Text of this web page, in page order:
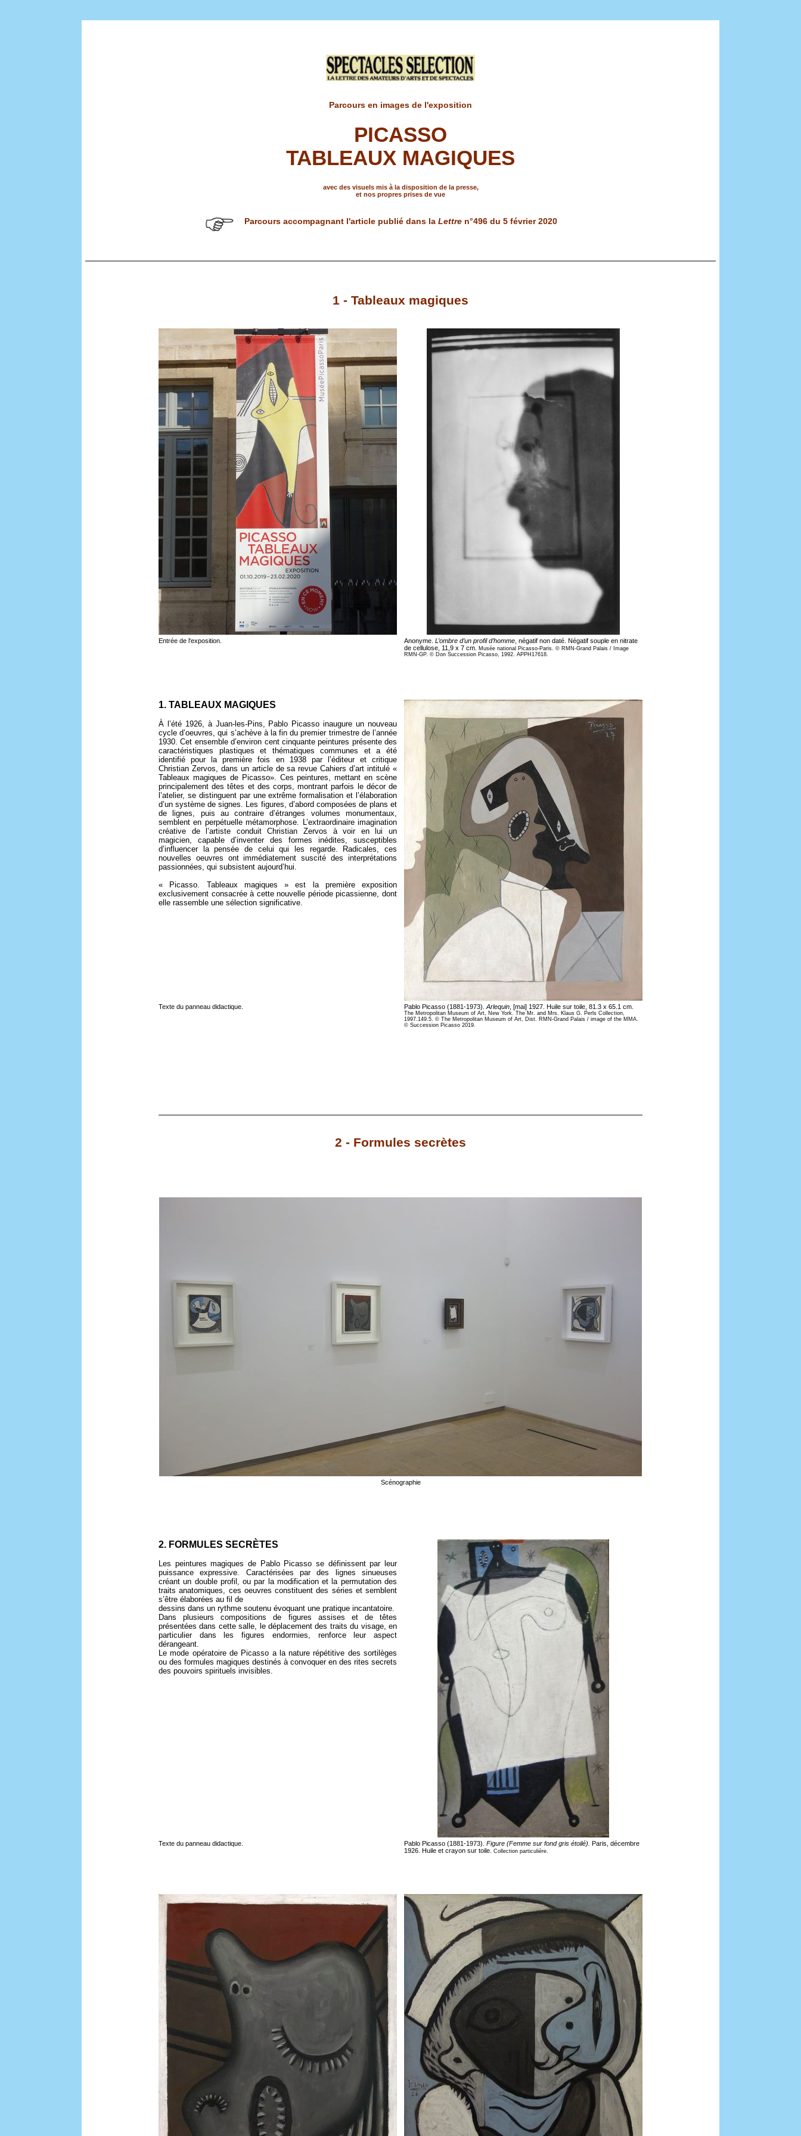
Parcours en images de l'exposition
PICASSO
TABLEAUX MAGIQUES
avec des visuels mis à la disposition de la presse,
et nos propres prises de vue
Parcours accompagnant l'article publié dans la Lettre n°496 du 5 février 2020
1 - Tableaux magiques
Entrée de l'exposition. Anonyme. L’ombre d’un profil d’homme, négatif non daté. Négatif souple en nitrate
de cellulose, 11,9 x 7 cm. Musée national Picasso-Paris. © RMN-Grand Palais / Image
RMN-GP. © Don Succession Picasso, 1992. APPH17618.
1. TABLEAUX MAGIQUES
À l’été 1926, à Juan-les-Pins, Pablo Picasso inaugure un nouveau
cycle d’oeuvres, qui s’achève à la fin du premier trimestre de l’année
1930. Cet ensemble d’environ cent cinquante peintures présente des
caractéristiques plastiques et thématiques communes et a été
identifié pour la première fois en 1938 par l’éditeur et critique
Christian Zervos, dans un article de sa revue Cahiers d’art intitulé «
Tableaux magiques de Picasso». Ces peintures, mettant en scène
principalement des têtes et des corps, montrant parfois le décor de
l’atelier, se distinguent par une extrême formalisation et l’élaboration
d’un système de signes. Les figures, d’abord composées de plans et
de lignes, puis au contraire d’étranges volumes monumentaux,
semblent en perpétuelle métamorphose. L’extraordinaire imagination
créative de l’artiste conduit Christian Zervos à voir en lui un
magicien, capable d’inventer des formes inédites, susceptibles
d’influencer la pensée de celui qui les regarde. Radicales, ces
nouvelles oeuvres ont immédiatement suscité des interprétations
passionnées, qui subsistent aujourd’hui.
« Picasso. Tableaux magiques » est la première exposition
exclusivement consacrée à cette nouvelle période picassienne, dont
elle rassemble une sélection significative.
Texte du panneau didactique. Pablo Picasso (1881-1973).Arlequin, [mai] 1927. Huile sur toile, 81.3 x 65.1 cm.
The Metropolitan Museum of Art, New York. The Mr. and Mrs. Klaus G. Perls Collection,
1997.149.5. © The Metropolitan Museum of Art, Dist. RMN-Grand Palais / image of the MMA.
© Succession Picasso 2019.
2 - Formules secrètes
Scénographie
2. FORMULES SECRÈTES
Les peintures magiques de Pablo Picasso se définissent par leur
puissance expressive. Caractérisées par des lignes sinueuses
créant un double profil, ou par la modification et la permutation des
traits anatomiques, ces oeuvres constituent des séries et semblent
s’être élaborées au fil de
dessins dans un rythme soutenu évoquant une pratique incantatoire.
Dans plusieurs compositions de figures assises et de têtes
présentées dans cette salle, le déplacement des traits du visage, en
particulier dans les figures endormies, renforce leur aspect
dérangeant.
Le mode opératoire de Picasso a la nature répétitive des sortilèges
ou des formules magiques destinés à convoquer en des rites secrets
des pouvoirs spirituels invisibles.
Texte du panneau didactique. Pablo Picasso (1881-1973). Figure (Femme sur fond gris étoilé). Paris, décembre
1926. Huile et crayon sur toile. Collection particulière.